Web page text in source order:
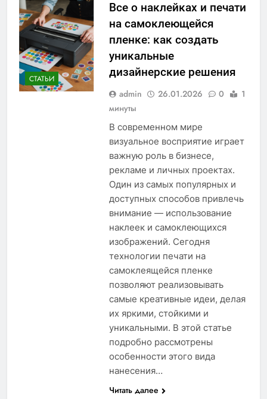
СТАТЬИ
Все о наклейках и печати
на самоклеющейся
пленке: как создать
уникальные
дизайнерские решения
admin 26.01.2026 0
1
минуты
В современном мире
визуальное восприятие играет
важную роль в бизнесе,
рекламе и личных проектах.
Один из самых популярных и
доступных способов привлечь
внимание — использование
наклеек и самоклеющихся
изображений. Сегодня
технологии печати на
самоклеящейся пленке
позволяют реализовывать
самые креативные идеи, делая
их яркими, стойкими и
уникальными. В этой статье
подробно рассмотрены
особенности этого вида
нанесения…
Читать далее